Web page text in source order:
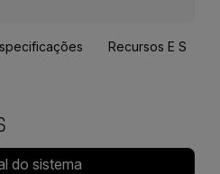
Recursos E
do sistema